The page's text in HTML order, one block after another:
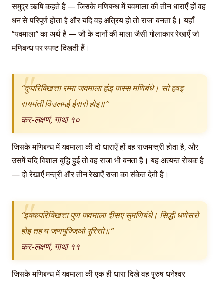
समुद्र ऋषि कहते हैं — जिसके मणिबन्ध में यवमाला की तीन धाराएँ हों वह
धन से परिपूर्ण होता है और यदि वह क्षत्रिय हो तो राजा बनता है। यहाँ
“यवमाला” का अर्थ है — जौ के दानों की माला जैसी गोलाकार रेखाएँ जो
मणिबन्ध पर स्पष्ट दिखती हैं।
“दुप्परिक्खित्ता रम्मा जवमाला होइ जस्स मणिबंधे। सो हवइ
रायमंती विउलमई ईसरो होइ॥”
कर-लक्षणं, गाथा १०
जिसके मणिबन्ध में यवमाला की दो धाराएँ हों वह राजमन्त्री होता है, और
उसमें यदि विशाल बुद्धि हुई तो वह राजा भी बनता है। यह अत्यन्त रोचक है
— दो रेखाएँ मन्त्री और तीन रेखाएँ राजा का संकेत देती हैं।
“इक्कपरिक्खित्ता पुण जवमाला दीसए सुमणिबंधे। सिद्धी धणेसरो
होइ तह य जणपुज्जिओ पुरिसो॥”
कर-लक्षणं, गाथा ११
जिसके मणिबन्ध में यवमाला की एक ही धारा दिखे वह पुरुष धनेश्वर